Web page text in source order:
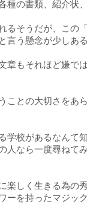
種の書類、紹介状
るそうだが、この
言う懸念が少しあ
章もそれほど嫌で
ことの大切さをあ
学校があるなんて
人なら一度尋ねて
楽しく生きる為の
ーを持ったマジッ